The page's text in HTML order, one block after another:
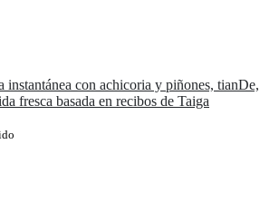
instantánea con achicoria y piñones, tianDe,
fresca basada en recibos de Taiga